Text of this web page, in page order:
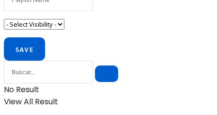
No Result
View All Result